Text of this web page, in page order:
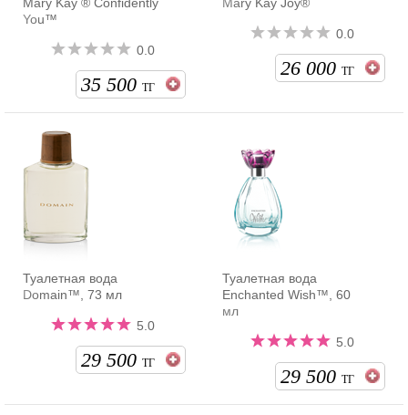
You™
0.0
35 500 ТГ
0.0
26 000 ТГ
Туалетная вода
Domain™, 73 мл
5.0
29 500 ТГ
Туалетная вода
Enchanted Wish™, 60
мл
5.0
29 500 ТГ